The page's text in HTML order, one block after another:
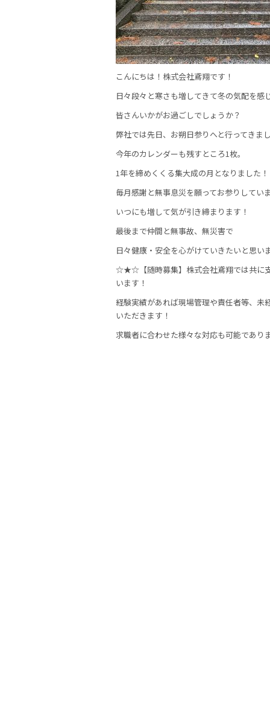
こんにちは！株式会社鳶翔です！
日々段々と寒さも増してきて冬の気配を感
皆さんいかがお過ごしでしょうか？
弊社では先日、お朔日参りへと行ってきま
今年のカレンダーも残すところ1枚。
1年を締めくくる集大成の月となりました！
毎月感謝と無事息災を願ってお参りしてい
いつにも増して気が引き締まります！
最後まで仲間と無事故、無災害で
日々健康・安全を心がけていきたいと思い
☆★☆【随時募集】株式会社鳶翔では共に
います！
経験実績があれば現場管理や責任者等、未
いただきます！
求職者に合わせた様々な対応も可能であ